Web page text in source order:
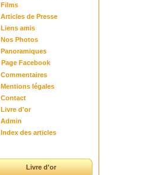
Films
Articles de Presse
Liens amis
Nos Photos
Panoramiques
Page Facebook
Commentaires
Mentions légales
Contact
Livre d'or
Admin
Index des articles
Livre d'or